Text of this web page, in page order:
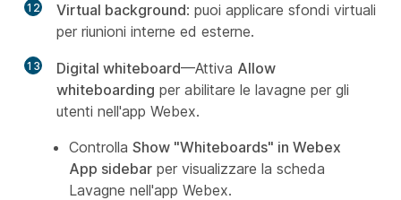
12 Virtual background: puoi applicare sfondi virtuali
per riunioni interne ed esterne.
13 Digital whiteboard—Attiva Allow
whiteboarding per abilitare le lavagne per gli
utenti nell'app Webex.
Controlla Show "Whiteboards" in Webex
App sidebar per visualizzare la scheda
Lavagne nell'app Webex.